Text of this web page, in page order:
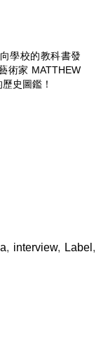
學校的教科書發
術家 MATTHEW
史圖鑑！
, interview, Label ,